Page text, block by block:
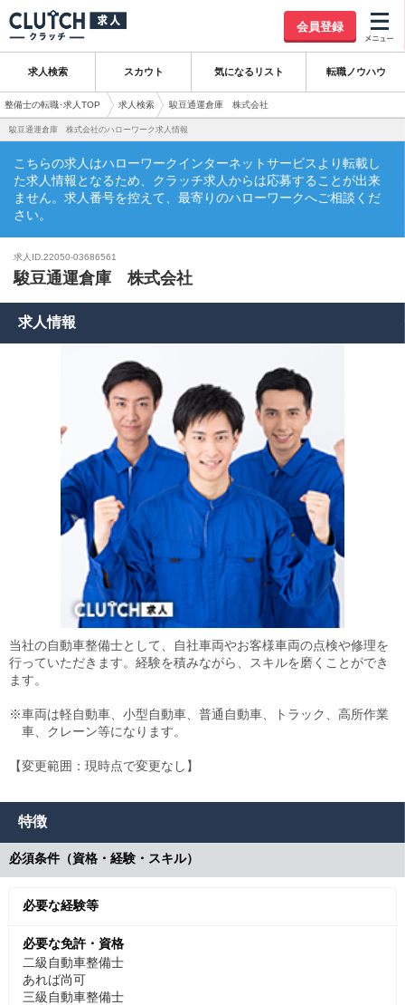
会員登録
求人検索 スカウト 気になるリスト 転職ノウハウ
整備士の転職･求人TOP 求人検索 駿豆通運倉庫 株式会社
駿豆通運倉庫 株式会社のハローワーク求人情報
こちらの求人はハローワークインターネットサービスより転載し
た求人情報となるため、クラッチ求人からは応募することが出来
ません。求人番号を控えて、最寄りのハローワークへご相談くだ
さい。
求人ID.22050-03686561
駿豆通運倉庫 株式会社
求人情報
当社の自動車整備士として、自社車両やお客様車両の点検や修理を
行っていただきます。経験を積みながら、スキルを磨くことができ
ます。
※車両は軽自動車、小型自動車、普通自動車、トラック、高所作業
車、クレーン等になります。
【変更範囲：現時点で変更なし】
特徴
必須条件（資格・経験・スキル）
必要な経験等
必要な免許・資格
二級自動車整備士
あれば尚可
三級自動車整備士